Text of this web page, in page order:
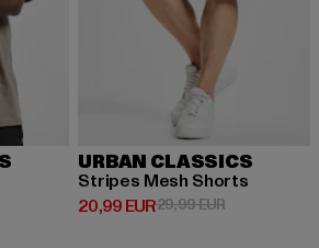
22,99 EUR
URBAN CLASSICS
Stripes Mesh Shorts
20,99 EUR
Derzeitiger Preis: 20,99 EUR
29,99 EURAktionspreis: